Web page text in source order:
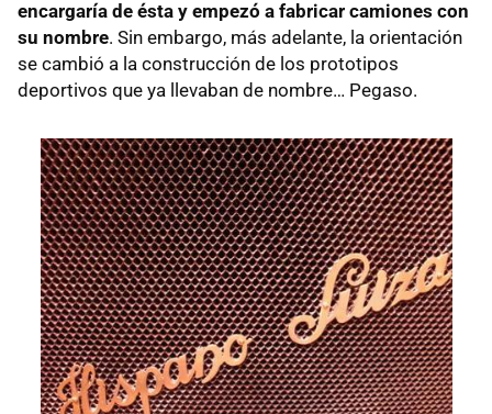
encargaría de ésta y empezó a fabricar camiones con
su nombre. Sin embargo, más adelante, la orientación
se cambió a la construcción de los prototipos
deportivos que ya llevaban de nombre… Pegaso.